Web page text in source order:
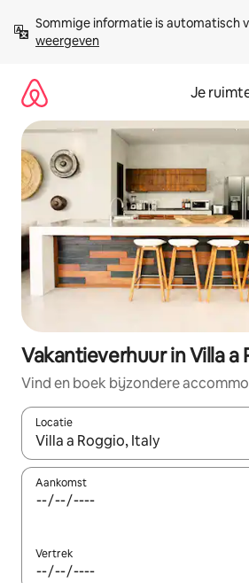
direct
naar
Sommige informatie is automatisch
weergeven
Je
Vakantieverhuur in Villa a
Vind en boek bijzondere
Locatie
Wanneer er suggesties
Aankomst
Vertrek